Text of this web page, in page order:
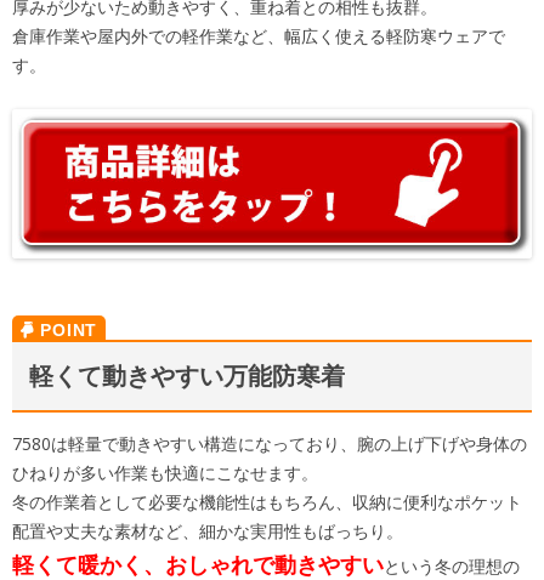
厚みが少ないため動きやすく、重ね着との相性も抜群。
倉庫作業や屋内外での軽作業など、幅広く使える軽防寒ウェアで
す。
軽くて動きやすい万能防寒着
7580は軽量で動きやすい構造になっており、腕の上げ下げや身体の
ひねりが多い作業も快適にこなせます。
冬の作業着として必要な機能性はもちろん、収納に便利なポケット
配置や丈夫な素材など、細かな実用性もばっちり。
軽くて暖かく、おしゃれで動きやすいという冬の理想の